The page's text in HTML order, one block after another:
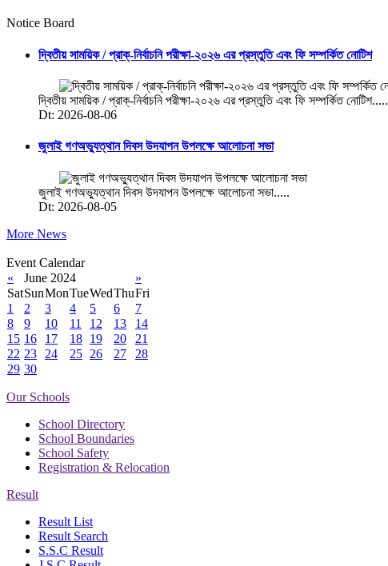
Notice Board
দ্বিতীয় সাময়িক / প্রাক্-নির্বাচনি পরীক্ষা-২০২৬ এর প্রস্তুতি এবং ফি সম্পর্কিত নোটিশ
দ্বিতীয় সাময়িক / প্রাক্-নির্বাচনি পরীক্ষা-২০২৬ এর প্রস্তুতি এবং ফি সম্পর্কিত নোটিশ.....
Dt: 2026-08-06
জুলাই গণঅভ্যুত্থান দিবস উদযাপন উপলক্ষে আলোচনা সভা
জুলাই গণঅভ্যুত্থান দিবস উদযাপন উপলক্ষে আলোচনা সভা.....
Dt: 2026-08-05
More News
Event Calendar
«
June 2024
»
SatSunMonTueWedThuFri
1
2 3 4 5 6
7
8
9 10 11 12 13
14
15 16 17 18 19 20
21
22 23 24 25 26 27
28
29 30
Our Schools
School Directory
School Boundaries
School Safety
Registration & Relocation
Result
Result List
Result Search
S.S.C Result